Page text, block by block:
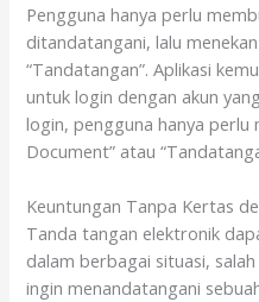
Pengguna hanya perlu
ditandatangani, lalu
“Tandatangan”. Aplikasi
untuk login dengan akun
login, pengguna hanya perlu
Document” atau
Keuntungan Tanpa Kertas
Tanda tangan elektronik
dalam berbagai situasi,
ingin menandatangani